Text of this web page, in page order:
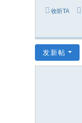
收听TA
发新帖